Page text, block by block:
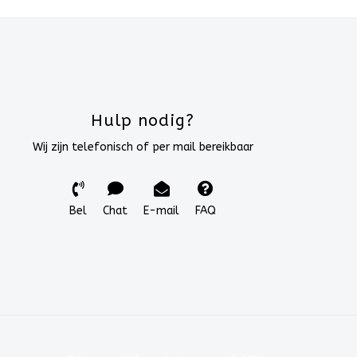
Hulp nodig?
Wij zijn telefonisch of per mail bereikbaar
Bel Chat E-mail FAQ